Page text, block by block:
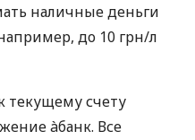
наличные деньги
до 10 грн/л
текущему счету
àбанк. Все